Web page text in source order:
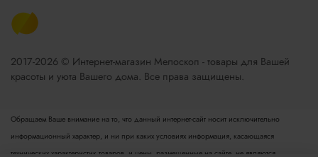
2017-2026 © Интернет-магазин Мелоскоп - товары для Вашей
красоты и уюта Вашего дома. Все права защищены.
Обращаем Ваше внимание на то, что данный интернет-сайт носит исключительно
информационный характер, и ни при каких условиях информация, касающаяся
технических характеристик товаров, и цены, размещенные на сайте, не являются